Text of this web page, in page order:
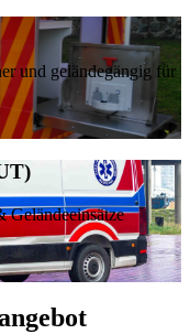
und geländegängig für
Geländeeinsätze